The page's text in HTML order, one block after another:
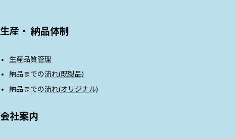
生産・ 納品体制
生産品質管理
納品までの流れ(既製品)
納品までの流れ(オリジナル)
会社案内